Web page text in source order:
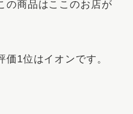
の商品はここのお店が
価1位はイオンです。